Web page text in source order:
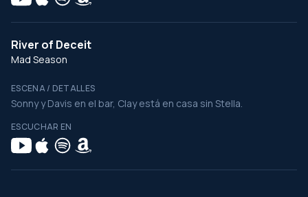
River of Deceit
Mad Season
ESCENA / DETALLES
Sonny y Davis en el bar, Clay está en casa sin Stella.
ESCUCHAR EN